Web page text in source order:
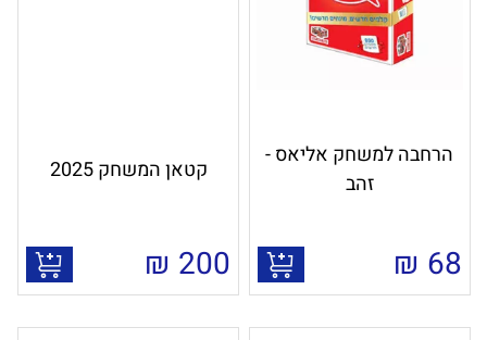
הרחבה למשחק אליאס -
זהב
68
₪
קטאן המשחק 2025
200
₪